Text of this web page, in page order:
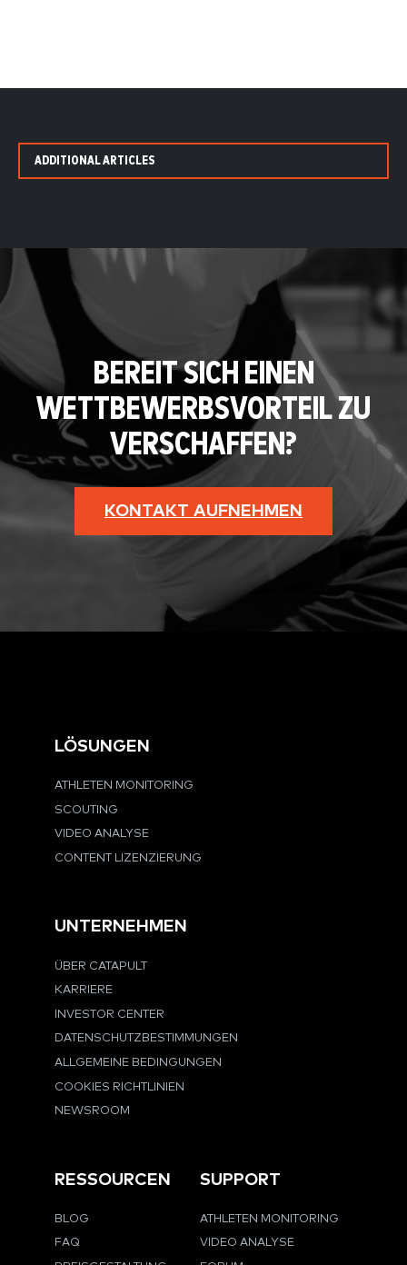
ADDITIONAL ARTICLES
BEREIT SICH EINEN
WETTBEWERBSVORTEIL ZU
VERSCHAFFEN?
KONTAKT AUFNEHMEN
LÖSUNGEN
ATHLETEN MONITORING
SCOUTING
VIDEO ANALYSE
CONTENT LIZENZIERUNG
UNTERNEHMEN
ÜBER CATAPULT
KARRIERE
INVESTOR CENTER
DATENSCHUTZBESTIMMUNGEN
ALLGEMEINE BEDINGUNGEN
COOKIES RICHTLINIEN
NEWSROOM
RESSOURCEN
BLOG
FAQ
SUPPORT
ATHLETEN MONITORING
VIDEO ANALYSE